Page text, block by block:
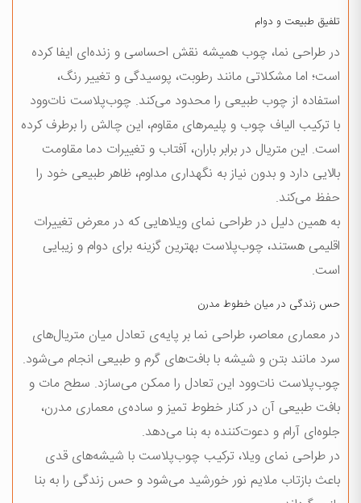
تلفیق طبیعت و دوام
در طراحی نما، چوب همیشه نقش احساسی و زنده‌ای ایفا کرده
است؛ اما مشکلاتی مانند رطوبت، پوسیدگی و تغییر رنگ،
استفاده از چوب طبیعی را محدود می‌کند. چوب‌پلاست نات‌وود
با ترکیب الیاف چوب و پلیمرهای مقاوم، این چالش را برطرف کرده
است. این متریال در برابر باران، آفتاب و تغییرات دما مقاومت
بالایی دارد و بدون نیاز به نگهداری مداوم، ظاهر طبیعی خود را
حفظ می‌کند.
به همین دلیل در طراحی نمای ویلاهایی که در معرض تغییرات
اقلیمی هستند، چوب‌پلاست بهترین گزینه برای دوام و زیبایی
است.
حس زندگی در میان خطوط مدرن
در معماری معاصر، طراحی نما بر پایه‌ی تعادل میان متریال‌های
سرد مانند بتن و شیشه با بافت‌های گرم و طبیعی انجام می‌شود.
چوب‌پلاست نات‌وود این تعادل را ممکن می‌سازد. سطح مات و
بافت طبیعی آن در کنار خطوط تمیز و ساده‌ی معماری مدرن،
جلوه‌ای آرام و دعوت‌کننده به بنا می‌دهد.
در طراحی نمای ویلا، ترکیب چوب‌پلاست با شیشه‌های قدی
باعث بازتاب ملایم نور خورشید می‌شود و حس زندگی را به بنا